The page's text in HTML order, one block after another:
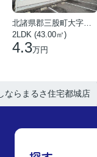
北諸県郡三股町大字蓼池
2LDK (43.00㎡)
4.3万円
ならまるさ住宅都城店